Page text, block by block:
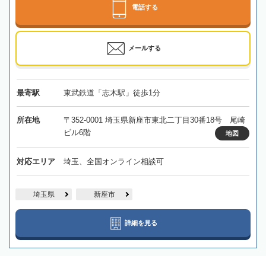
電話する
メールする
最寄駅 東武鉄道「志木駅」徒歩1分
所在地
〒352-0001 埼玉県新座市東北二丁目30番18号 尾崎
ビル6階
地図
対応エリア 埼玉、全国オンライン相談可
埼玉県 新座市
詳細を見る